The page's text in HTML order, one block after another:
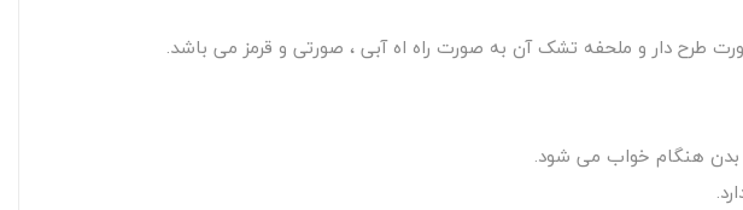
طرح دار و ملحفه تشک آن به صورت راه اه آبی ، صورتی و قرمز می باشد.